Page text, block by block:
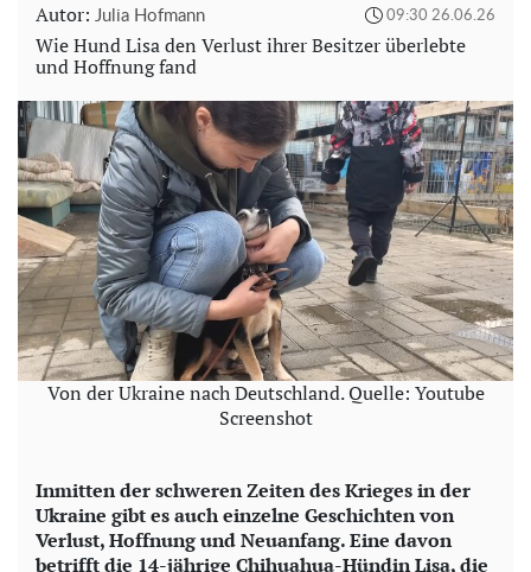
Autor: Julia Hofmann 09:30 26.06.26
Wie Hund Lisa den Verlust ihrer Besitzer überlebte
und Hoffnung fand
Von der Ukraine nach Deutschland. Quelle: Youtube
Screenshot
Inmitten der schweren Zeiten des Krieges in der
Ukraine gibt es auch einzelne Geschichten von
Verlust, Hoffnung und Neuanfang. Eine davon
betrifft die 14-jährige Chihuahua-Hündin Lisa, die